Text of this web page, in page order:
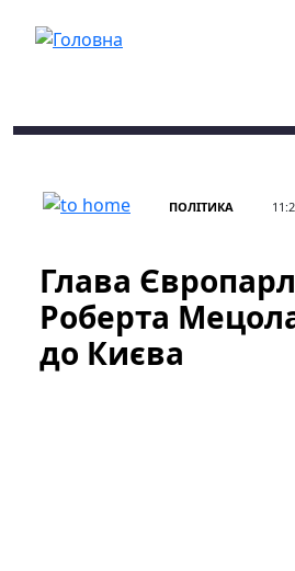
ПОЛІТИКА
Глава
Роберта
до Києва